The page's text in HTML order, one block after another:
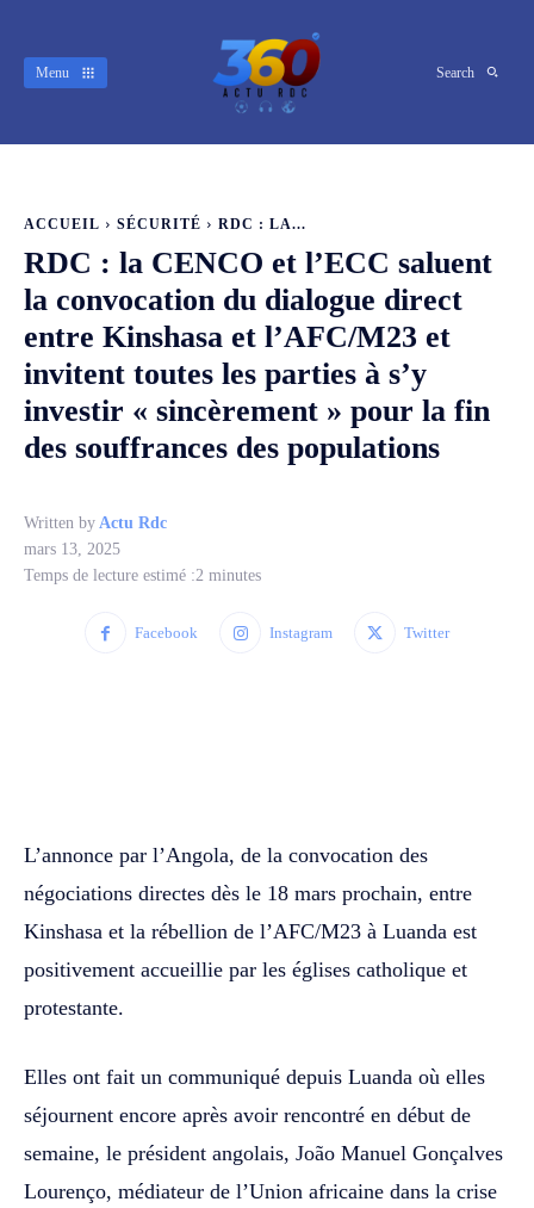
Menu Search
ACCUEIL SÉCURITÉ RDC : LA...
RDC : la CENCO et l’ECC saluent
la convocation du dialogue direct
entre Kinshasa et l’AFC/M23 et
invitent toutes les parties à s’y
investir « sincèrement » pour la fin
des souffrances des populations
Written by Actu Rdc
mars 13, 2025
Temps de lecture estimé :2 minutes
Facebook Instagram Twitter
L’annonce par l’Angola, de la convocation des
négociations directes dès le 18 mars prochain, entre
Kinshasa et la rébellion de l’AFC/M23 à Luanda est
positivement accueillie par les églises catholique et
protestante.
Elles ont fait un communiqué depuis Luanda où elles
séjournent encore après avoir rencontré en début de
semaine, le président angolais, João Manuel Gonçalves
Lourenço, médiateur de l’Union africaine dans la crise